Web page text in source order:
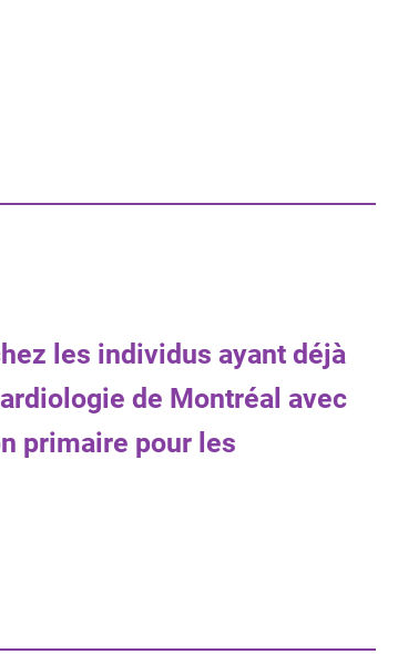
les individus ayant déjà
de Montréal avec
primaire pour les